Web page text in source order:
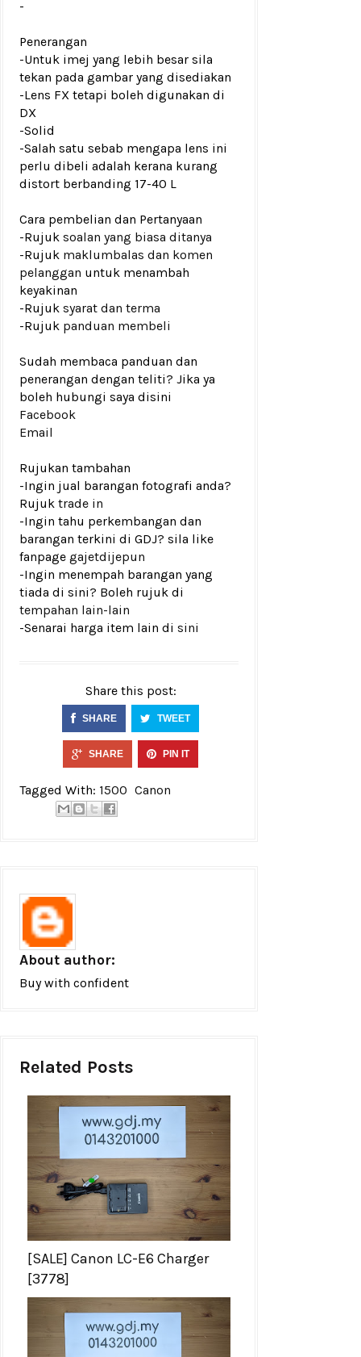
-
Penerangan
-Untuk imej yang lebih besar sila
tekan pada gambar yang disediakan
-Lens FX tetapi boleh digunakan di
DX
-Solid
-Salah satu sebab mengapa lens ini
perlu dibeli adalah kerana kurang
distort berbanding 17-40 L
Cara pembelian dan Pertanyaan
-Rujuk soalan yang biasa ditanya
-Rujuk maklumbalas dan komen
pelanggan untuk menambah
keyakinan
-Rujuk syarat dan terma
-Rujuk panduan membeli
Sudah membaca panduan dan
penerangan dengan teliti? Jika ya
boleh hubungi saya disini
Facebook
Email
Rujukan tambahan
-Ingin jual barangan fotografi anda?
Rujuk trade in
-Ingin tahu perkembangan dan
barangan terkini di GDJ? sila like
fanpage gajetdijepun
-Ingin menempah barangan yang
tiada di sini? Boleh rujuk di
tempahan lain-lain
-Senarai harga item lain di sini
Share this post:
SHARE TWEET
SHARE PIN IT
Tagged With: 1500 Canon
About author:
Buy with confident
Related Posts
[SALE] Canon LC-E6 Charger
[3778]